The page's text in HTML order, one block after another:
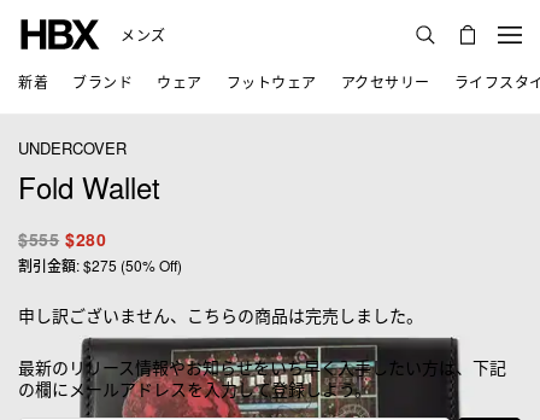
メンズ
新着 ブランド ウェア フットウェア アクセサリー ライフスタ
UNDERCOVER
Fold Wallet
$555 $280
割引金額: $275 (50% Off)
申し訳ございません、こちらの商品は完売しました。
最新のリリース情報やお知らせをいち早く入手したい方は、下記
の欄にメールアドレスを入力して登録しよう。